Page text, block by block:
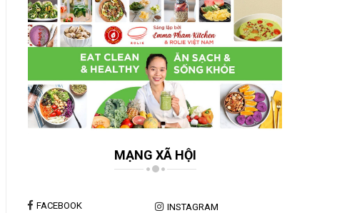
MẠNG XÃ HỘI
FACEBOOK INSTAGRAM